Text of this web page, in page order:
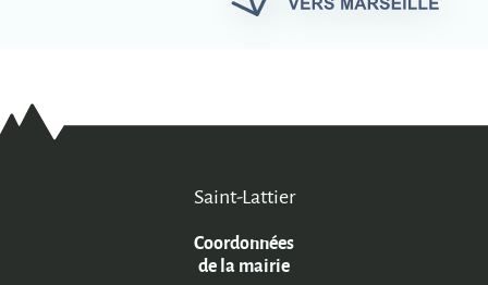
Saint-Lattier
Coordonnées
de la mairie